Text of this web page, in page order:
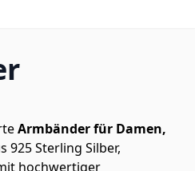
Armbänder für Damen,
925 Sterling Silber,
hochwertiger